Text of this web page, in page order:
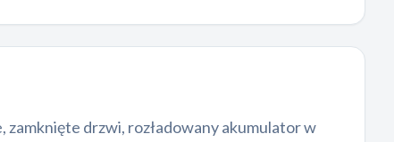
zamknięte drzwi, rozładowany akumulator w